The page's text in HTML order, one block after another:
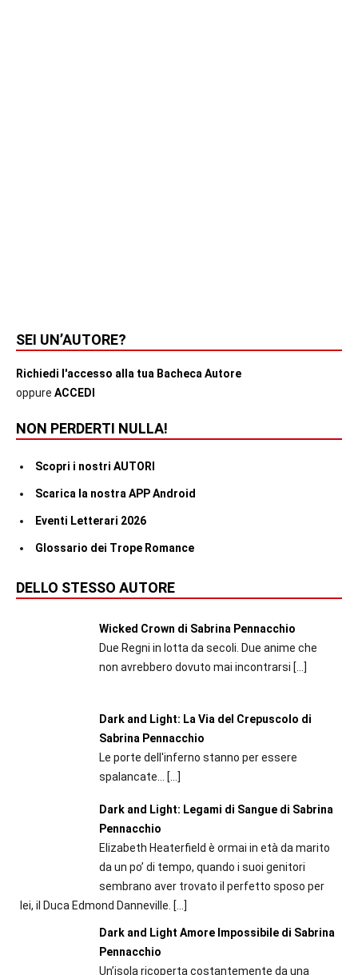
SEI UN’AUTORE?
Richiedi l'accesso alla tua Bacheca Autore
oppure ACCEDI
NON PERDERTI NULLA!
Scopri i nostri AUTORI
Scarica la nostra APP Android
Eventi Letterari 2026
Glossario dei Trope Romance
DELLO STESSO AUTORE
Wicked Crown di Sabrina Pennacchio
Due Regni in lotta da secoli. Due anime che
non avrebbero dovuto mai incontrarsi […]
Dark and Light: La Via del Crepuscolo di
Sabrina Pennacchio
Le porte dell'inferno stanno per essere
spalancate...
[…]
Dark and Light: Legami di Sangue di Sabrina
Pennacchio
Elizabeth Heaterfield è ormai in età da marito
da un po’ di tempo, quando i suoi genitori
sembrano aver trovato il perfetto sposo per
lei, il Duca Edmond Danneville. […]
Dark and Light Amore Impossibile di Sabrina
Pennacchio
Un’isola ricoperta costantemente da una